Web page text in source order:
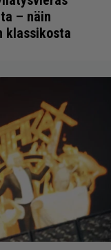
– näin
klassikosta